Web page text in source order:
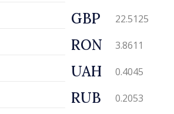
GBP 22.5125
RON 3.8611
UAH 0.4045
RUB 0.2053